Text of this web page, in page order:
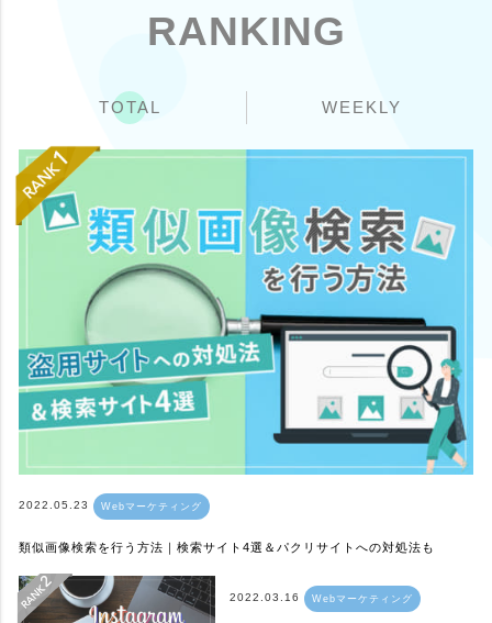
RANKING
TOTAL WEEKLY
2022.05.23 Webマーケティング
類似画像検索を行う方法｜検索サイト4選＆パクリサイトへの対処法も
2022.03.16 Webマーケティング